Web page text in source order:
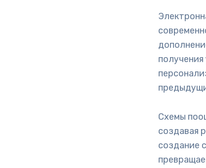
Схемы
создавая
создание